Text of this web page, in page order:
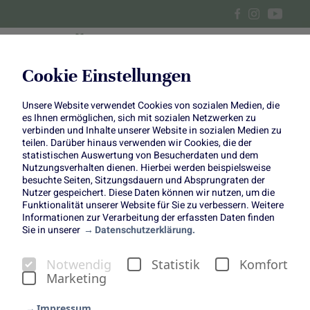
Cookie Einstellungen
Unsere Website verwendet Cookies von sozialen Medien, die
es Ihnen ermöglichen, sich mit sozialen Netzwerken zu
verbinden und Inhalte unserer Website in sozialen Medien zu
teilen. Darüber hinaus verwenden wir Cookies, die der
statistischen Auswertung von Besucherdaten und dem
Nutzungsverhalten dienen. Hierbei werden beispielsweise
besuchte Seiten, Sitzungsdauern und Absprungraten der
Nutzer gespeichert. Diese Daten können wir nutzen, um die
Funktionalität unserer Website für Sie zu verbessern. Weitere
Informationen zur Verarbeitung der erfassten Daten finden
Sie in unserer
Datenschutzerklärung.
Notwendig Statistik
Komfort
Marketing
Heidelbeerkuchen mit Oreo-
Boden
Heidelbeeren treffen Oreo Kekse
Heidelbeeren sind im Sommer und Herbst ein perfekter,